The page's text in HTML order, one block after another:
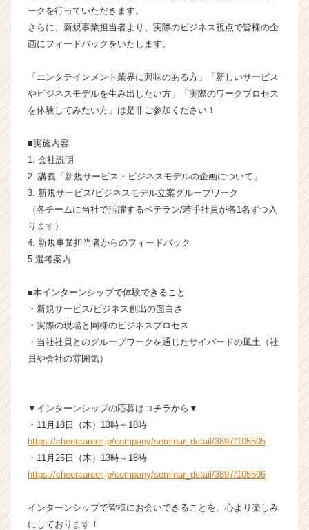
ン
チ
ー・
長
企
業
ウ
ト
が
く
イ
ト
チ
ア
（C
h
e
e
r
r
ークを行っていただきます。
さらに、新規事業担当者より、実際のビジネス視点で皆様の企
画にフィードバックをいたします。
「エンタテインメント業界に興味のある方」「新しいサービス
やビジネスモデルを生み出したい方」「実際のワークプロセス
を体験してみたい方」は是非ご参加ください！
■実施内容
1. 会社説明
2. 講義「新規サービス・ビジネスモデルの企画について」
3. 新規サービス/ビジネスモデル立案グループワーク
（各チームに当社で活躍するベテラン/若手社員が各1名ずつ入
ります）
4. 新規事業担当者からのフィードバック
5.選考案内
■本インターンシップで体験できること
・新規サービス/ビジネス創出の面白さ
・実際の現場と同様のビジネスプロセス
・当社社員とのグループワークを通じたサイバードの風土（社
員や会社の雰囲気）
▼インターンシップの応募はコチラから▼
・11月18日（木）13時～18時
https://cheercareer.jp/company/seminar_detail/3897/105505
・11月25日（木）13時～18時
https://cheercareer.jp/company/seminar_detail/3897/105506
インターンシップで皆様にお会いできることを、心より楽しみ
にしております！